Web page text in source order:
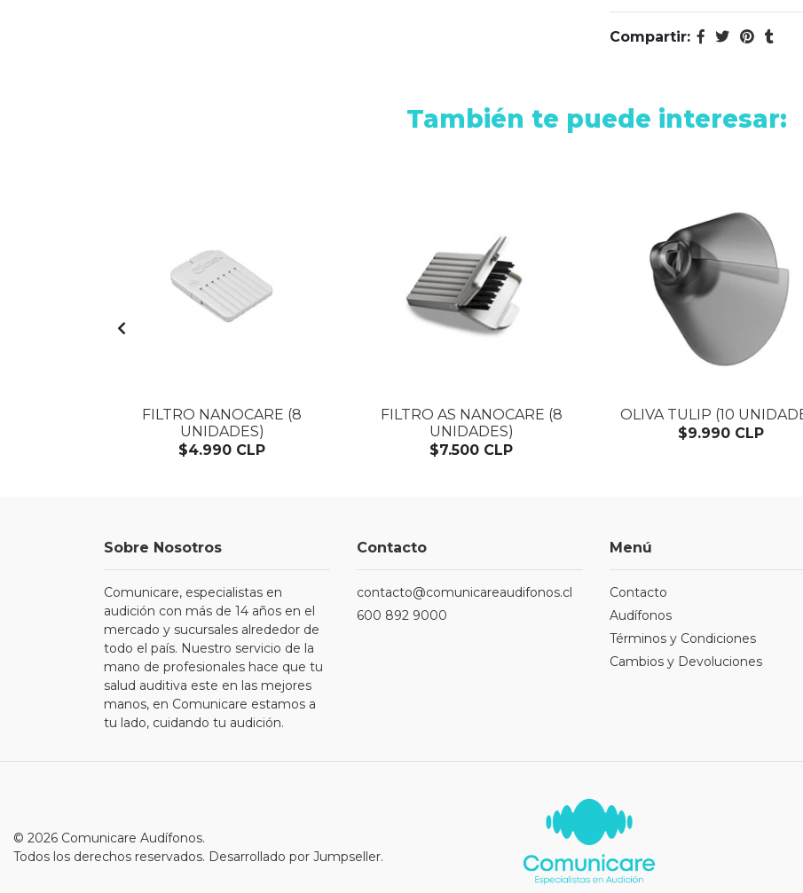
Compartir:
También te puede interesar:
FILTRO NANOCARE (8
UNIDADES)
$4.990 CLP
FILTRO AS NANOCARE (8
UNIDADES)
$7.500 CLP
OLIVA TULIP (10
$9.990 CLP
Sobre Nosotros
Comunicare, especialistas en
audición con más de 14 años en el
mercado y sucursales alrededor de
todo el país. Nuestro servicio de la
mano de profesionales hace que tu
salud auditiva este en las mejores
manos, en Comunicare estamos a
tu lado, cuidando tu audición.
Contacto
contacto@comunicareaudifonos.cl
600 892 9000
Menú
Contacto
Audífonos
Términos y Condiciones
Cambios y Devoluciones
© 2026 Comunicare Audífonos.
Todos los derechos reservados. Desarrollado por Jumpseller.